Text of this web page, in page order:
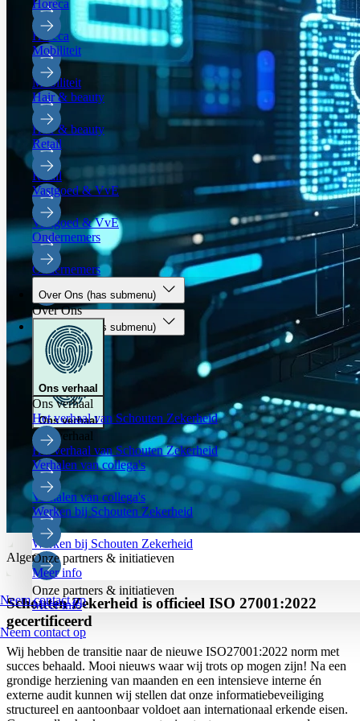
Horeca
Mobiliteit
Hair & beauty
Retail
Vastgoed & VvE
Ondernemers
Over Ons (has submenu)
Over Ons
Ons verhaal
Ons verhaal
Het verhaal van Schouten Zekerheid
Verhalen van collega's
Werken bij Schouten Zekerheid
Onze partners & initiatieven
Meer info
Neem contact op
Horeca
Mobiliteit
Hair & beauty
Retail
Vastgoed & VvE
Ondernemers
Over Ons (has submenu)
Over Ons
Ons verhaal
Ons verhaal
Het verhaal van Schouten Zekerheid
Verhalen van collega's
Werken bij Schouten Zekerheid
Onze partners & initiatieven
Meer info
Neem contact op
Algemeen
Schouten Zekerheid is officieel ISO 27001:2022
gecertificeerd
Wij hebben de transitie naar de nieuwe ISO27001:2022 norm met
succes behaald. Mooi nieuws waar wij trots op mogen zijn! Na een
grondige herziening van maanden en een intensieve interne én
externe audit kunnen wij stellen dat onze informatiebeveiliging
structureel en aantoonbaar voldoet aan internationaal erkende eisen.